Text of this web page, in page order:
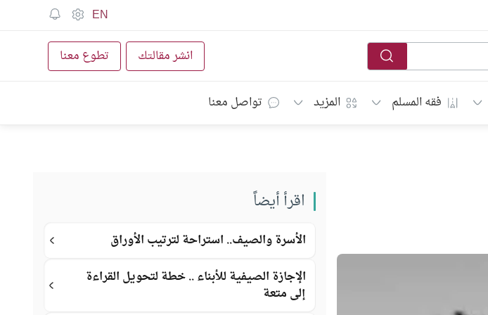
EN
انشر مقالتك تطوع معنا
فقه المسلم المزيد تواصل معنا
اقرأ أيضاً
الأسرة والصيف.. استراحة لترتيب الأوراق
الإجازة الصيفية للأبناء .. خطة لتحويل القراءة
إلى متعة